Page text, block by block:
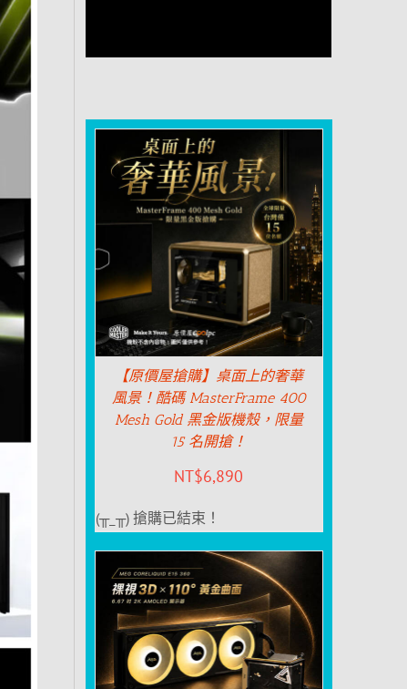
【原價屋搶購】桌面上的奢華
風景！酷碼 MasterFrame 400
Mesh Gold 黑金版機殼，限量
15 名開搶！
NT$6,890
(╥_╥) 搶購已結束！